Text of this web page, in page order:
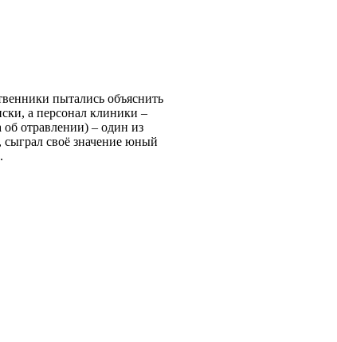
пытались объяснить
а персонал клиники –
отравлении) – один из
своё значение юный